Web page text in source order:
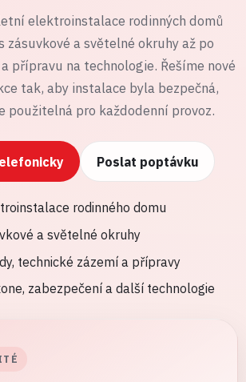
elektroinstalace rodinných domů
zásuvkové a světelné okruhy až po
přípravu na technologie. Řešíme nové
tak, aby instalace byla bezpečná,
použitelná pro každodenní provoz.
Poslat poptávku
rodinného domu
a světelné okruhy
technické zázemí a přípravy
zabezpečení a další technologie